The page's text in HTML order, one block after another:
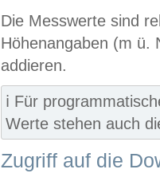
Die Messwerte sind
Höhenangaben (m ü.
addieren.
ℹ️ Für
Werte stehen auch
Zugriff auf die